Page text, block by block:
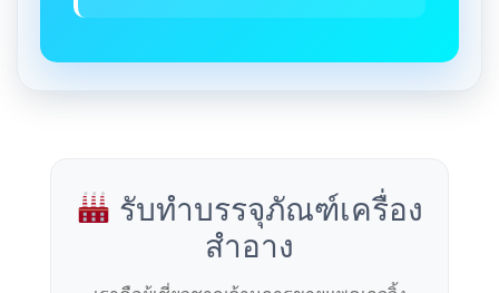
รับทำบรรจุภัณฑ์เครื่อง
สำอาง